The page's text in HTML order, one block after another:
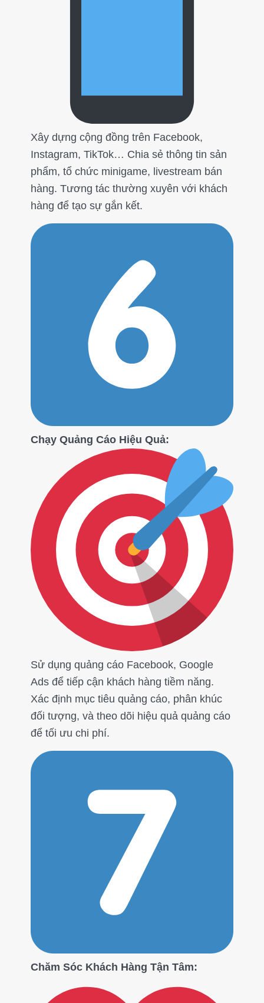
Xây dựng cộng đồng trên Facebook,
Instagram, TikTok… Chia sẻ thông tin sản
phẩm, tổ chức minigame, livestream bán
hàng. Tương tác thường xuyên với khách
hàng để tạo sự gắn kết.
Chạy Quảng Cáo Hiệu Quả:
Sử dụng quảng cáo Facebook, Google
Ads để tiếp cận khách hàng tiềm năng.
Xác định mục tiêu quảng cáo, phân khúc
đối tượng, và theo dõi hiệu quả quảng cáo
để tối ưu chi phí.
Chăm Sóc Khách Hàng Tận Tâm: